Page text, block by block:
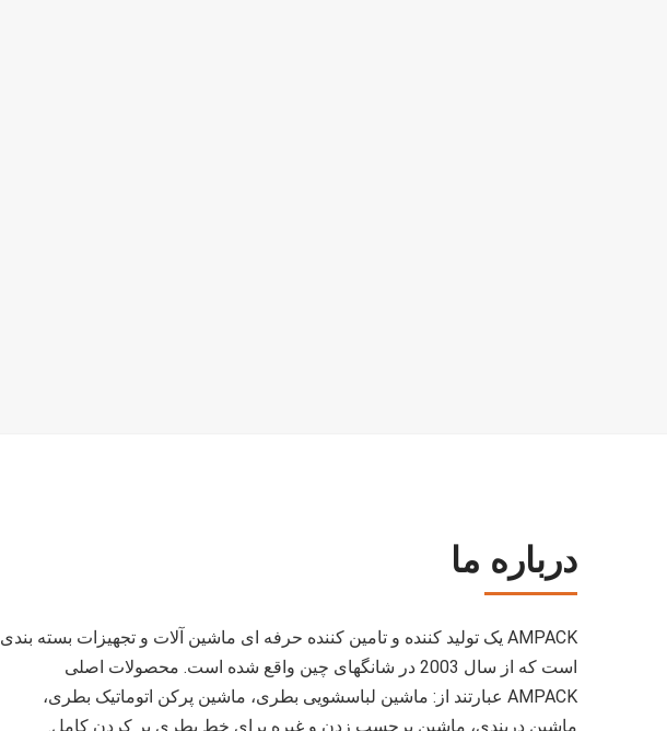
درباره ما
AMPACK یک تولید کننده و تامین کننده حرفه ای ماشین آلات و تجهیزات بسته بندی
است که از سال 2003 در شانگهای چین واقع شده است. محصولات اصلی
AMPACK عبارتند از: ماشین لباسشویی بطری، ماشین پرکن اتوماتیک بطری،
ماشین دربندی، ماشین برچسب زدن و غیره برای خط بطری پر کردن کامل.